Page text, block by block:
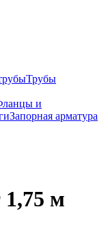
Трубы
и
Запорная арматура
м